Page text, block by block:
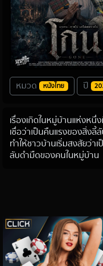
หมวด หนังไทย ปี
เรื่องเกิดในหมู่บ้านแห่งห
เชื่อว่าเป็นคืนแรงของสิ่ง
ทำให้ชาวบ้านเริ่มสงสัยว่
ลับดำมืดของคนในหมู่บ้าน